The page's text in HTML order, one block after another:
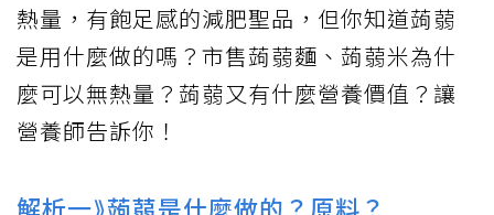
熱量，有飽足感的減肥聖品，但你知道蒟蒻
是用什麼做的嗎？市售蒟蒻麵、蒟蒻米為什
麼可以無熱量？蒟蒻又有什麼營養價值？讓
營養師告訴你！
解析一⟫蒟蒻是什麼做的？原料？